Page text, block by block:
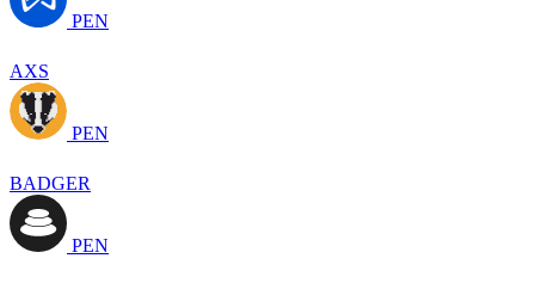
PEN
AXS
PEN
BADGER
PEN